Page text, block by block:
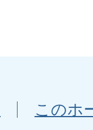
このホ